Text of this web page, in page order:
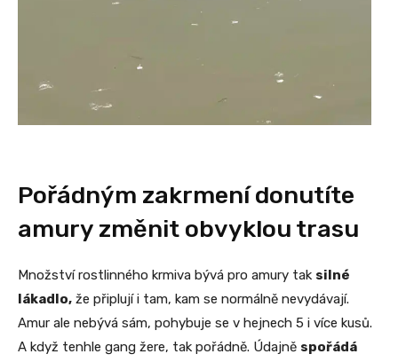
Pořádným zakrmení donutíte
amury změnit obvyklou trasu
Množství rostlinného krmiva bývá pro amury tak silné
lákadlo, že připlují i tam, kam se normálně nevydávají.
Amur ale nebývá sám, pohybuje se v hejnech 5 i více kusů.
A když tenhle gang žere, tak pořádně. Údajně spořádá